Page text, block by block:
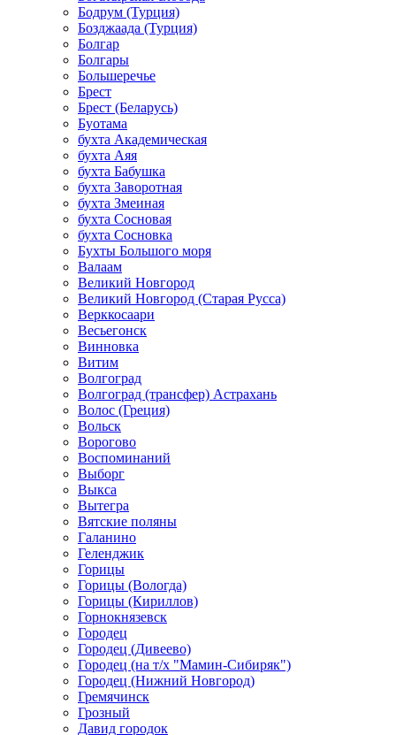
Бодрум (Турция)
Бозджаада (Турция)
Болгар
Болгары
Большеречье
Брест
Брест (Беларусь)
Буотама
бухта Академическая
бухта Аяя
бухта Бабушка
бухта Заворотная
бухта Змеиная
бухта Сосновая
бухта Сосновка
Бухты Большого моря
Валаам
Великий Новгород
Великий Новгород (Старая Русса)
Верккосаари
Весьегонск
Винновка
Витим
Волгоград
Волгоград (трансфер) Астрахань
Волос (Греция)
Вольск
Ворогово
Воспоминаний
Выборг
Выкса
Вытегра
Вятские поляны
Галанино
Геленджик
Горицы
Горицы (Вологда)
Горицы (Кириллов)
Горнокнязевск
Городец
Городец (Дивеево)
Городец (на т/х "Мамин-Сибиряк")
Городец (Нижний Новгород)
Гремячинск
Грозный
Давид городок